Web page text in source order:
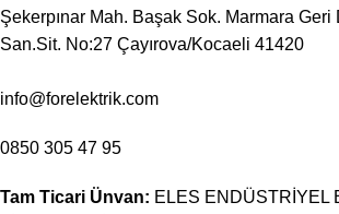
Şekerpınar Mah. Başak Sok. Marmara
San.Sit. No:27 Çayırova/Kocaeli 41420
info@forelektrik.com
0850 305 47 95
Tam Ticari Ünvan: ELES ENDÜSTRİYEL